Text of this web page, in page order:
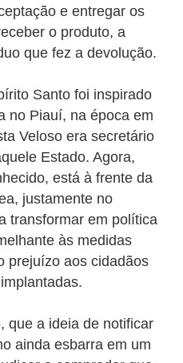
e entregar os
o produto, a
que fez a devolução.
Santo foi inspirado
no Piauí, na época em
Veloso era secretário
Estado. Agora,
está à frente da
justamente no
transformar em política
às medidas
prejuízo aos cidadãos
que a ideia de notificar
ainda esbarra em um